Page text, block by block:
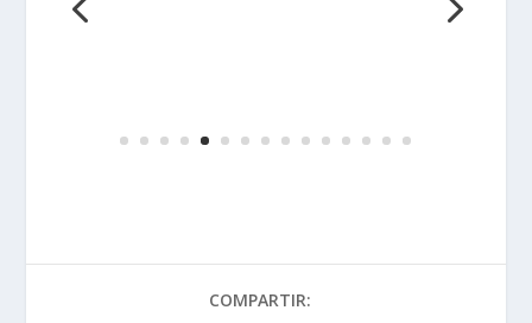
TASA:
Prueba casco modular
SHIRO SH-507: Mucho por
PRÓXIMO